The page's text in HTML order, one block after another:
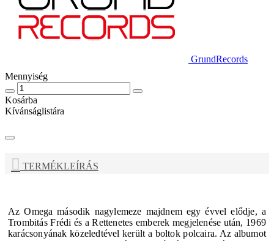
GrundRecords
Mennyiség
Kosárba
Kívánságlistára
TERMÉKLEÍRÁS
Az Omega második nagylemeze majdnem egy évvel elődje, a
Trombitás Frédi és a Rettenetes emberek megjelenése után, 1969
karácsonyának közeledtével került a boltok polcaira. Az albumot